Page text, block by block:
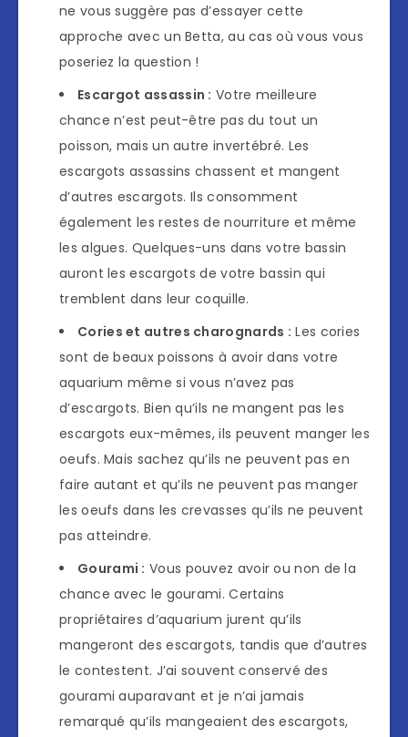
ne vous suggère pas d’essayer cette
approche avec un Betta, au cas où vous vous
poseriez la question !
Escargot assassin : Votre meilleure
chance n’est peut-être pas du tout un
poisson, mais un autre invertébré. Les
escargots assassins chassent et mangent
d’autres escargots. Ils consomment
également les restes de nourriture et même
les algues. Quelques-uns dans votre bassin
auront les escargots de votre bassin qui
tremblent dans leur coquille.
Cories et autres charognards : Les cories
sont de beaux poissons à avoir dans votre
aquarium même si vous n’avez pas
d’escargots. Bien qu’ils ne mangent pas les
escargots eux-mêmes, ils peuvent manger les
oeufs. Mais sachez qu’ils ne peuvent pas en
faire autant et qu’ils ne peuvent pas manger
les oeufs dans les crevasses qu’ils ne peuvent
pas atteindre.
Gourami : Vous pouvez avoir ou non de la
chance avec le gourami. Certains
propriétaires d’aquarium jurent qu’ils
mangeront des escargots, tandis que d’autres
le contestent. J’ai souvent conservé des
gourami auparavant et je n’ai jamais
remarqué qu’ils mangeaient des escargots,